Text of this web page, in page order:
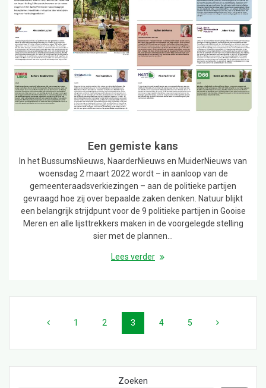
Een gemiste kans
In het BussumsNieuws, NaarderNieuws en MuiderNieuws van
woensdag 2 maart 2022 wordt – in aanloop van de
gemeenteraadsverkiezingen – aan de politieke partijen
gevraagd hoe zij over bepaalde zaken denken. Natuur blijkt
een belangrijk strijdpunt voor de 9 politieke partijen in Gooise
Meren en alle lijsttrekkers maken in de voorgelegde stelling
sier met de plannen…
Lees verder
Posts
Page
1 Page
2 Page
3 Page
4 Page
5
Zoeken